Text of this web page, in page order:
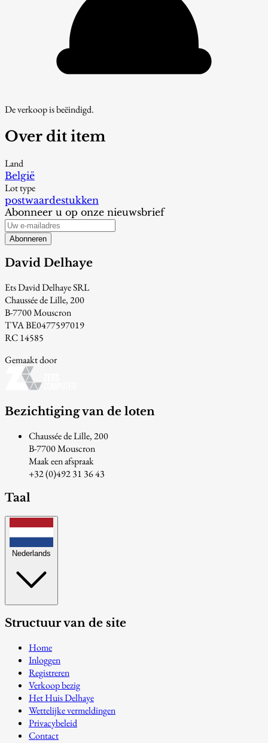
De verkoop is beëindigd.
Over dit item
Land
België
Lot type
postwaardestukken
Abonneer u op onze nieuwsbrief
Abonneren
David Delhaye
Ets David Delhaye SRL
Chaussée de Lille, 200
B-7700 Mouscron
TVA BE0477597019
RC 14585
Gemaakt door
Bezichtiging van de loten
Chaussée de Lille, 200
B-7700 Mouscron
Maak een afspraak
+32 (0)492 31 36 43
Taal
Nederlands
Structuur van de site
Home
Inloggen
Registreren
Verkoop bezig
Het Huis Delhaye
Wettelijke vermeldingen
Privacybeleid
Contact